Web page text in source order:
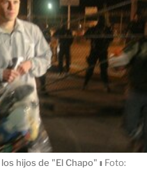
hijos de "El Chapo" ı Foto: